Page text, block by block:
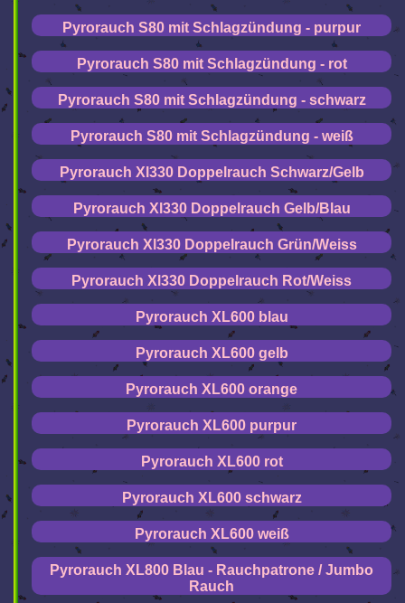
Pyrorauch S80 mit Schlagzündung - purpur
Pyrorauch S80 mit Schlagzündung - rot
Pyrorauch S80 mit Schlagzündung - schwarz
Pyrorauch S80 mit Schlagzündung - weiß
Pyrorauch Xl330 Doppelrauch Schwarz/Gelb
Pyrorauch Xl330 Doppelrauch Gelb/Blau
Pyrorauch Xl330 Doppelrauch Grün/Weiss
Pyrorauch Xl330 Doppelrauch Rot/Weiss
Pyrorauch XL600 blau
Pyrorauch XL600 gelb
Pyrorauch XL600 orange
Pyrorauch XL600 purpur
Pyrorauch XL600 rot
Pyrorauch XL600 schwarz
Pyrorauch XL600 weiß
Pyrorauch XL800 Blau - Rauchpatrone / Jumbo
Rauch